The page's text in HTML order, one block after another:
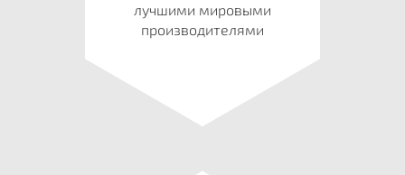
лучшими мировыми
производителями